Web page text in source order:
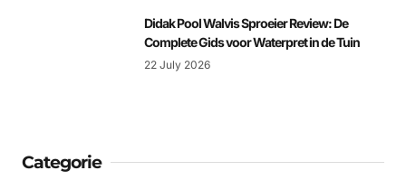
Didak Pool Walvis Sproeier Review: De
Complete Gids voor Waterpret in de Tuin
22 July 2026
Categorie